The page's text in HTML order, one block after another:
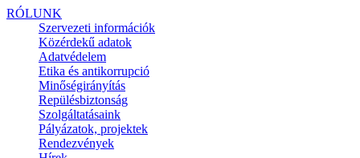
RÓLUNK
Szervezeti információk
Közérdekű adatok
Adatvédelem
Etika és antikorrupció
Minőségirányítás
Repülésbiztonság
Szolgáltatásaink
Pályázatok, projektek
Rendezvények